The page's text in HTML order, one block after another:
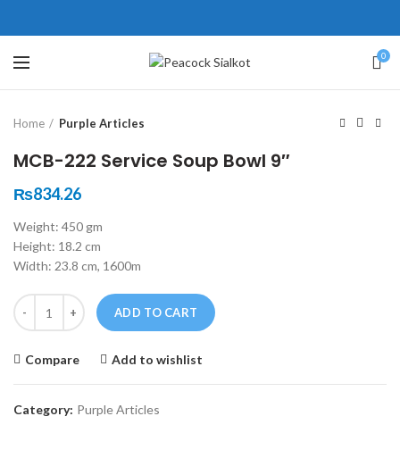
0
Click to enlarge
Home Purple Articles
MCB-222 Service Soup Bowl 9″
₨834.26
Weight: 450 gm
Height: 18.2 cm
Width: 23.8 cm, 1600m
Quantity
ADD TO CART
Compare Add to wishlist
Category: Purple Articles
壯陽藥台灣購物
，這不是因為缺乏性生活，而
因為缺乏溝通，所以保持談話很
盾越來越大，往往這是ED的情
會變得更加嚴重。
犀利士壯陽藥線上購買
戲都可以很好的幫助你獲得一
高質量的夫妻生活。犀利士治療
鬆，便於陰莖快速充血達到滿
堅硬勃起。在醫學界和陽痿病
望下，犀利士作為新一批藥